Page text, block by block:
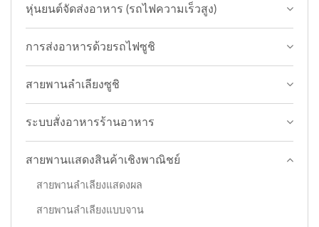
หุ่นยนต์จัดส่งอาหาร (รถไฟความเร็วสูง)
การส่งอาหารด้วยรถไฟซูชิ
สายพานลำเลียงซูชิ
ระบบสั่งอาหารร้านอาหาร
สายพานแสดงสินค้าเชิงพาณิชย์
สายพานลำเลียงแสดงผล
สายพานลำเลียงแบบจาน